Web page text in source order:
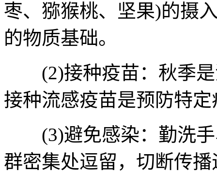
枣、猕猴桃、坚果)的摄
的物质基础。
(2)接种疫苗：秋季是
接种流感疫苗是预防特
(3)避免感染：勤洗手
群密集处逗留，切断传播